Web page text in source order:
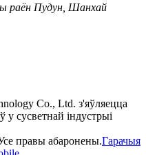
раён Пудун, Шанхай
Co., Ltd. з'яўляецца
сусветнай індустрыі
правы абаронены.Гарачыя